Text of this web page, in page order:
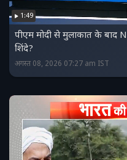
1:49
पीएम मोदी से मुलाकात के बाद
शिंदे?
अगस्त 08, 2026 07:27 am IST